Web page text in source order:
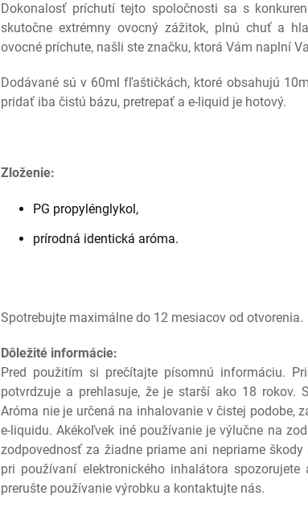
Dokonalosť príchutí tejto spoločnosti sa s
skutočne extrémny ovocný zážitok, plnú chuť a
ovocné príchute, našli ste značku, ktorá Vám naplní
Dodávané sú v 60ml fľaštičkách, ktoré obsahujú
pridať iba čistú bázu, pretrepať a e-liquid je hotový.
Zloženie:
PG propylénglykol,
prírodná identická aróma.
Spotrebujte maximálne do 12 mesiacov od otvorenia.
Dôležité informácie:
Pred použitím si prečítajte písomnú informáciu.
potvrdzuje a prehlasuje, že je starší ako 18 rokov.
Aróma nie je určená na inhalovanie v čistej podobe,
e-liquidu. Akékoľvek iné používanie je výlučne na
zodpovednosť za žiadne priame ani nepriame
pri používaní elektronického inhalátora
prerušte používanie výrobku a kontaktujte nás.